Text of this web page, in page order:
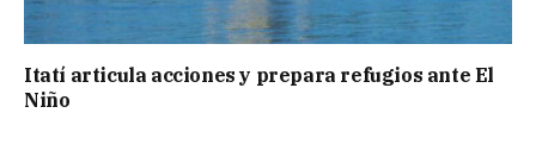
Itatí articula acciones y prepara refugios ante El
Niño